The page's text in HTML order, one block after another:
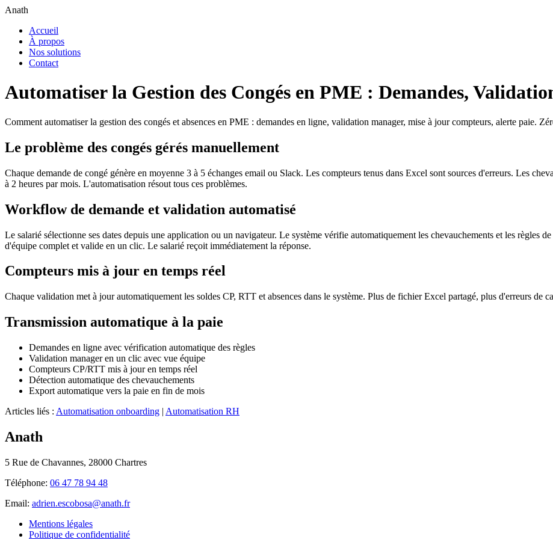
Anath
Accueil
À propos
Nos solutions
Contact
Automatiser la Gestion des Congés en PME : Demandes,
Comment automatiser la gestion des congés et absences en PME : demandes en ligne, validation manager, mise à jour compteurs, alerte paie.
Le problème des congés gérés manuellement
Chaque demande de congé génère en moyenne 3 à 5 échanges email ou Slack. Les compteurs tenus dans Excel sont sources d'erreurs. Les
à 2 heures par mois. L'automatisation résout tous ces problèmes.
Workflow de demande et validation automatisé
Le salarié sélectionne ses dates depuis une application ou un navigateur. Le système vérifie automatiquement les chevauchements et les règles
d'équipe complet et valide en un clic. Le salarié reçoit immédiatement la réponse.
Compteurs mis à jour en temps réel
Chaque validation met à jour automatiquement les soldes CP, RTT et absences dans le système. Plus de fichier Excel partagé, plus d'erreurs de
Transmission automatique à la paie
Demandes en ligne avec vérification automatique des règles
Validation manager en un clic avec vue équipe
Compteurs CP/RTT mis à jour en temps réel
Détection automatique des chevauchements
Export automatique vers la paie en fin de mois
Articles liés : Automatisation onboarding | Automatisation RH
Anath
5 Rue de Chavannes, 28000 Chartres
Téléphone: 06 47 78 94 48
Email: adrien.escobosa@anath.fr
Mentions légales
Politique de confidentialité